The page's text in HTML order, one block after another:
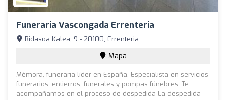
Funeraria Vascongada Errenteria
Bidasoa Kalea, 9 - 20100, Errenteria
Mapa
Mémora, funeraria líder en España. Especialista en servicios
funerarios, entierros, funerales y pompas fúnebres. Te
acompañamos en el proceso de despedida La despedida